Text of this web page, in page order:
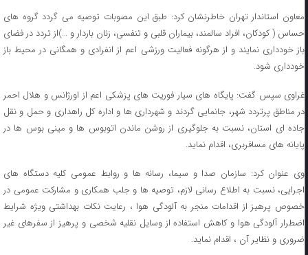
معاون استاندار تهران خاطرنشان کرد: طبق این مصوبات توصیه می گردد گروه های
حساس ( کودکان، افراد سالمند، بیماران قلبی و تنفسی، زنان باردار و …)از تردد در فضای
باز خودداری نمایند و از هرگونه فعالیت ورزشی اعم از انفرادی و همگانی در محیط باز
خودداری شود.
غراوی سپس گفت: پایگاه های سیار فوریت های پزشکی اعم از اورژانس و هلال احمر
در مناطق پرتردد شهر، جانمایی گردند و شهرداری ها و اداره کل راهداری و حمل و نقل
جاده ای استان، نسبت به جلوگیری از روشن ماندن اتوبوس ها و مینی بوس ها در
پایانه های مسافربری، اقدام نماید.
وی عنوان کرد: سازمان صدا و سیما، رسانه ها و روابط عمومی کلیه دستگاه های
اجرایی، نسبت به اطلاع رسانی لازم، توصیه ها و جلب همکاری و مشارکت عمومی در
خصوص پرهیز از اقدامات منجر به آلودگی هوا ، رعایت نکات بهداشتی ویژه شرایط
اضطرار آلودگی هوا و کاهش استفاده از وسایل نقلیه شخصی و پرهیز از سفرهای غیر
ضروری و نظایر آن ، اقدام نماید.